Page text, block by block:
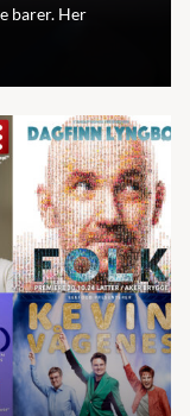
barer. Her